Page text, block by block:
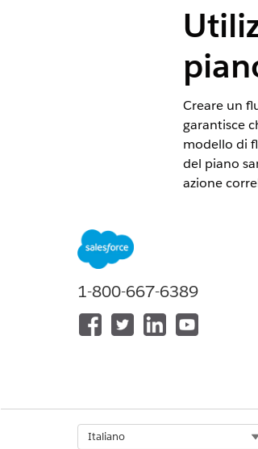
Creare un
garantisce
modello di
del piano
azione
Per creare
Per gestire
1-800-667-6389
Italiano